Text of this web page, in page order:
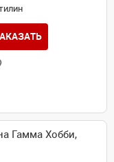
Гамма Хобби,